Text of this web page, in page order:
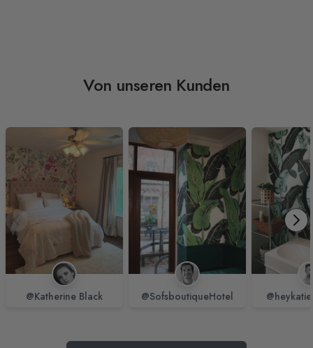
Von unseren Kunden
@Katherine Black @SofsboutiqueHotel